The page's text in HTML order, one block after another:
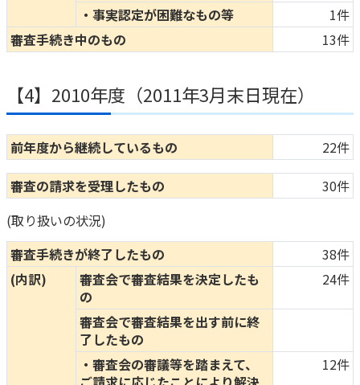
・事実認定が困難なもの等
1件
審査手続き中のもの
13件
【4】2010年度（2011年3月末日現在）
前年度から継続しているもの
22件
審査の請求を受理したもの
30件
(取り扱いの状況)
審査手続きが終了したもの
38件
(内訳)
審査会で審査結果を決定したも
の
24件
審査会で審査結果を出す前に終
了したもの
・審査会の審議等を踏まえて、
12件